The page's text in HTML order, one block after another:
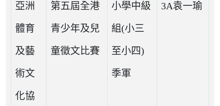
亞洲
體育
及藝
術文
化協
第五屆全港
青少年及兒
童徵文比賽
小學中級
組(小三
至小四)
季軍
3A袁一瑜